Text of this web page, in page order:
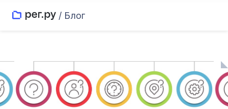
/ Блог